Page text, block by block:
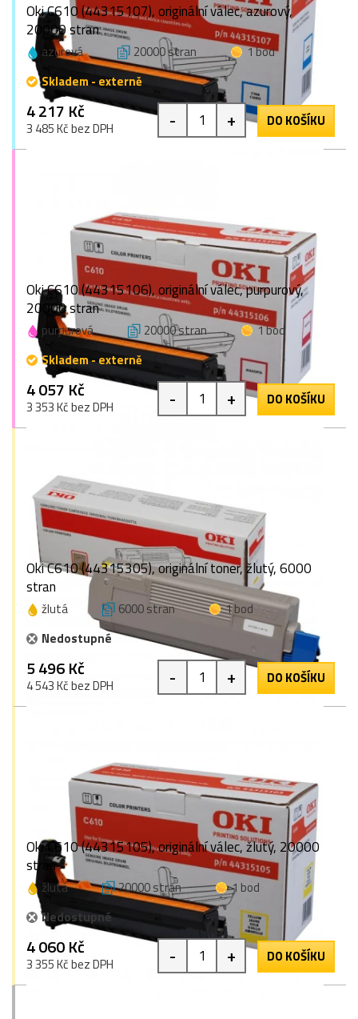
Oki C610 (44315107), originální válec, azurový,
20000 stran
azurová 20000 stran
1 bod
Skladem - externě
4 217 Kč
3 485 Kč bez DPH - + DO KOŠÍKU
Oki C610 (44315106), originální válec, purpurový,
20000 stran
purpurová 20000 stran
1 bod
Skladem - externě
4 057 Kč
3 353 Kč bez DPH - + DO KOŠÍKU
Oki C610 (44315305), originální toner, žlutý, 6000
stran
žlutá 6000 stran
1 bod
Nedostupné
5 496 Kč
4 543 Kč bez DPH - + DO KOŠÍKU
Oki C610 (44315105), originální válec, žlutý, 20000
stran
žlutá 20000 stran
1 bod
Nedostupné
4 060 Kč
3 355 Kč bez DPH - + DO KOŠÍKU